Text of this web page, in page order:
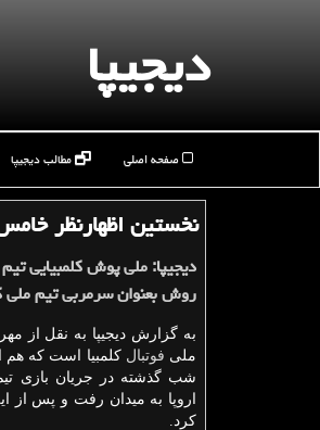
دیجیپا
صفحه اصلی مطالب دیجیپا
نخستین اظهارنظر
دیجیپا: ملی پوش كلمبیایی
روش بعنوان سرمربی تیم ملی
به گزارش دیجیپا به نقل از
ملی فوتبال كلمبیا است كه هم
شب گذشته در جریان بازی تیم
اروپا به میدان رفت و پس
كرد.